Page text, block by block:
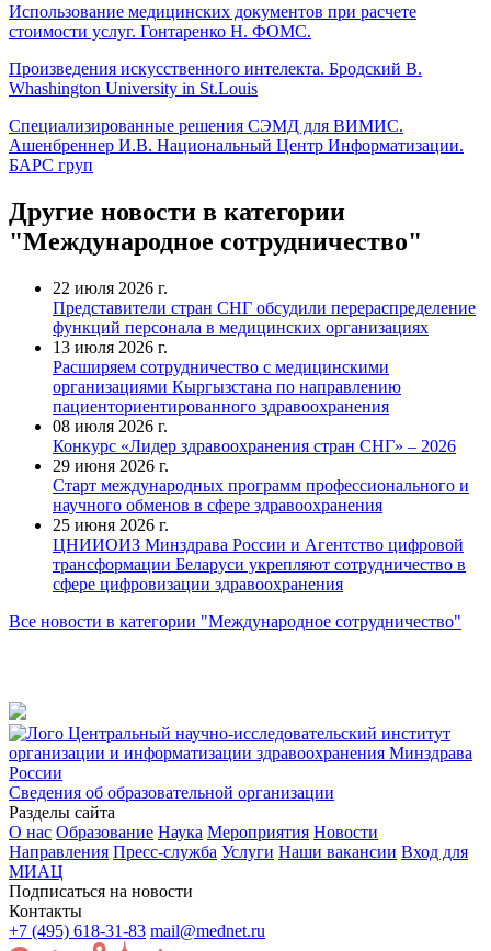
Использование медицинских документов при расчете
стоимости услуг. Гонтаренко Н. ФОМС.
Произведения искусственного интелекта. Бродский В.
Whashington University in St.Louis
Специализированные решения СЭМД для ВИМИС.
Ашенбреннер И.В. Национальный Центр Информатизации.
БАРС груп
Другие новости в категории
"Международное сотрудничество"
22 июля 2026 г.
Представители стран СНГ обсудили перераспределение
функций персонала в медицинских организациях
13 июля 2026 г.
Расширяем сотрудничество с медицинскими
организациями Кыргызстана по направлению
пациенториентированного здравоохранения
08 июля 2026 г.
Конкурс «Лидер здравоохранения стран СНГ» – 2026
29 июня 2026 г.
Старт международных программ профессионального и
научного обменов в сфере здравоохранения
25 июня 2026 г.
ЦНИИОИЗ Минздрава России и Агентство цифровой
трансформации Беларуси укрепляют сотрудничество в
сфере цифровизации здравоохранения
Все новости в категории "Международное сотрудничество"
Центральный научно-исследовательский институт
организации и информатизации здравоохранения Минздрава
России
Сведения об образовательной организации
Разделы сайта
О нас Образование Наука Мероприятия Новости
Направления Пресс-служба Услуги Наши вакансии Вход для
МИАЦ
Подписаться на новости
Контакты
+7 (495) 618-31-83 mail@mednet.ru